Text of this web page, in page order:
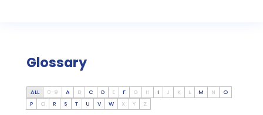
Glossary
ALL 0-9 A B C D E F G H I J K L M N
O
P
Q R S T U V W X Y Z